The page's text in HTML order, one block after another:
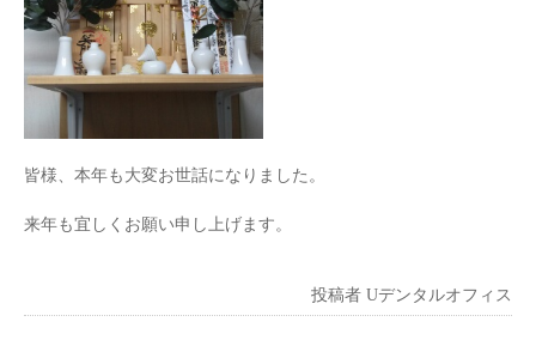
皆様、本年も大変お世話になりました。
来年も宜しくお願い申し上げます。
投稿者 Uデンタルオフィス